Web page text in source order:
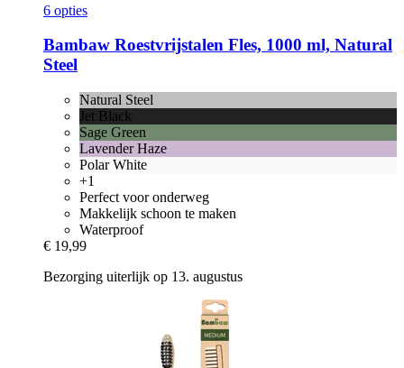
6 opties
Bambaw Roestvrijstalen Fles, 1000 ml, Natural
Steel
Natural Steel
Jet Black
Sage Green
Lavender Haze
Polar White
+1
Perfect voor onderweg
Makkelijk schoon te maken
Waterproof
€ 19,99
Bezorging uiterlijk op 13. augustus